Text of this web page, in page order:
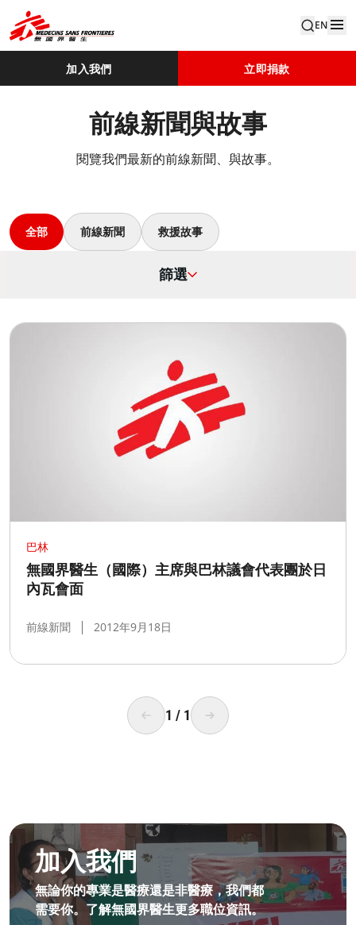
EN
加入我們 立即捐款
前線新聞與故事
閱覽我們最新的前線新聞、與故事。
全部 前線新聞 救援故事
篩選
巴林
無國界醫生（國際）主席與巴林議會代表團於日
內瓦會面
前線新聞 2012年9月18日
1 / 1
加入我們
無論你的專業是醫療還是非醫療，我們都
需要你。了解無國界醫生更多職位資訊。​
成為無國界無援人員​